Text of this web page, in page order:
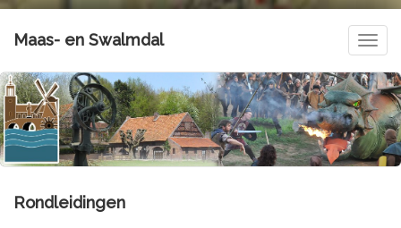
Maas- en Swalmdal
Rondleidingen